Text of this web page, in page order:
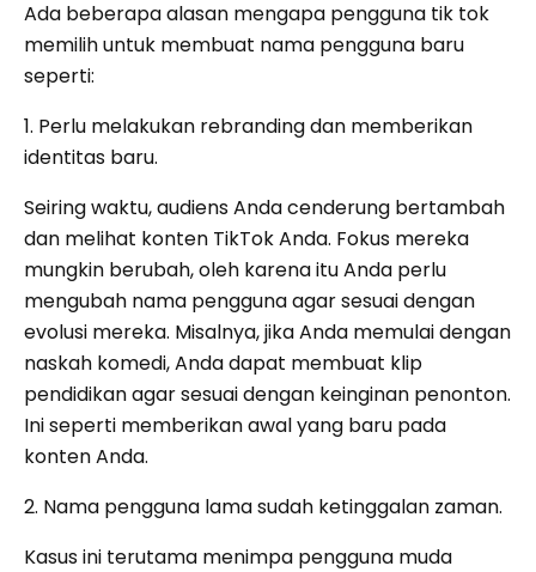
Ada beberapa alasan mengapa pengguna tik tok
memilih untuk membuat nama pengguna baru
seperti:
1. Perlu melakukan rebranding dan memberikan
identitas baru.
Seiring waktu, audiens Anda cenderung bertambah
dan melihat konten TikTok Anda. Fokus mereka
mungkin berubah, oleh karena itu Anda perlu
mengubah nama pengguna agar sesuai dengan
evolusi mereka. Misalnya, jika Anda memulai dengan
naskah komedi, Anda dapat membuat klip
pendidikan agar sesuai dengan keinginan penonton.
Ini seperti memberikan awal yang baru pada
konten Anda.
2. Nama pengguna lama sudah ketinggalan zaman.
Kasus ini terutama menimpa pengguna muda